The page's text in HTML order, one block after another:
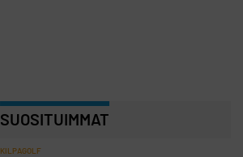
SUOSITUIMMAT
KILPAGOLF